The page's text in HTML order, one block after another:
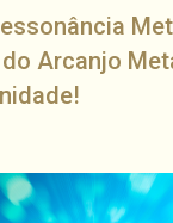
Arcanjo